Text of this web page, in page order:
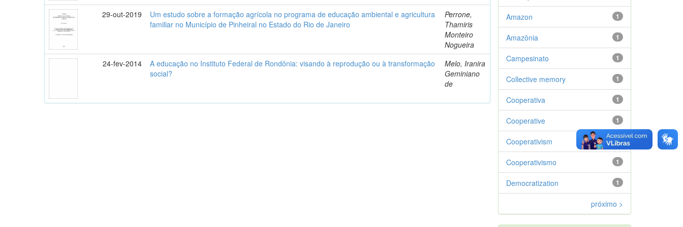
29-out-2019
Um estudo sobre a formação agrícola no programa de educação ambiental e agricultura
familiar no Município de Pinheiral no Estado do Rio de Janeiro
Perrone,
Thamiris
Monteiro
Nogueira
24-fev-2014
A educação no Instituto Federal de Rondônia: visando à reprodução ou à transformação
social?
Melo, Iranira
Geminiano
de
1
Amazon
1
Amazônia
1
Campesinato
1
Collective memory
1
Cooperativa
1
Cooperative
1
Cooperativism
1
Cooperativismo
1
Democratization
próximo >